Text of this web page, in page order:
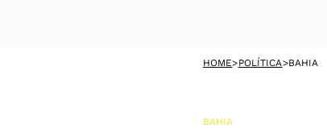
HOME>POLÍTICA>BAHIA
BAHIA